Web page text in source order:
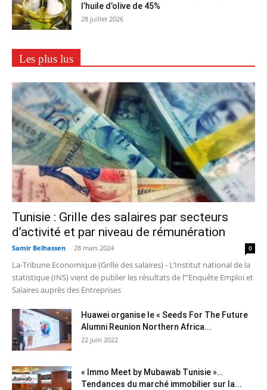
l’huile d’olive de 45%
28 juillet 2026
Les plus lus
Tunisie : Grille des salaires par secteurs
d’activité et par niveau de rémunération
Samir Belhassen - 28 mars 2024 0
La-Tribune Economique (Grille des salaires) - L’Institut national de la
statistique (INS) vient de publier les résultats de l’"Enquête Emploi et
Salaires auprès des Entreprises
Huawei organise le « Seeds For The Future
Alumni Reunion Northern Africa...
22 juin 2022
« Immo Meet by Mubawab Tunisie »…
Tendances du marché immobilier sur la...